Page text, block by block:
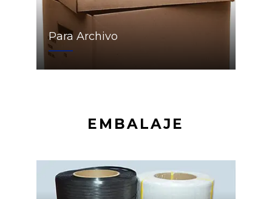
Para Archivo
EMBALAJE